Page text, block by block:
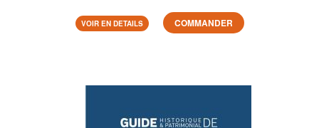
VOIR EN DETAILS COMMANDER